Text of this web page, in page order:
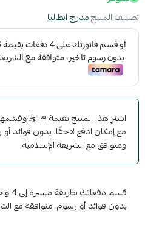
تصنيف المنتج:مدرج ايطاليا
اشترِ هذا المنتج بقيمة ١٠٩
مع إمكان ادفع لاحقًا، بدون فوائد
ومتوافق مع الشريعة الإسلامية
بدون فوائد أو رسوم. متوافقة مع